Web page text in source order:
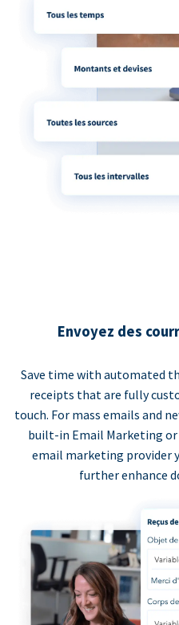
Envoyez des
Save time with automated
receipts that are fully
touch. For mass emails and
built-in Email Marketing
email marketing provider
further enhance